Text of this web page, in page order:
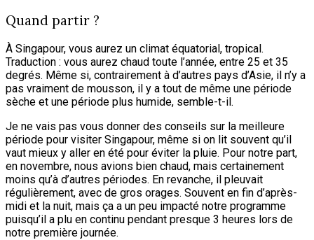
Quand partir ?
À Singapour, vous aurez un climat équatorial, tropical.
Traduction : vous aurez chaud toute l’année, entre 25 et 35
degrés. Même si, contrairement à d’autres pays d’Asie, il n’y a
pas vraiment de mousson, il y a tout de même une période
sèche et une période plus humide, semble-t-il.
Je ne vais pas vous donner des conseils sur la meilleure
période pour visiter Singapour, même si on lit souvent qu’il
vaut mieux y aller en été pour éviter la pluie. Pour notre part,
en novembre, nous avions bien chaud, mais certainement
moins qu’à d’autres périodes. En revanche, il pleuvait
régulièrement, avec de gros orages. Souvent en fin d’après-
midi et la nuit, mais ça a un peu impacté notre programme
puisqu’il a plu en continu pendant presque 3 heures lors de
notre première journée.